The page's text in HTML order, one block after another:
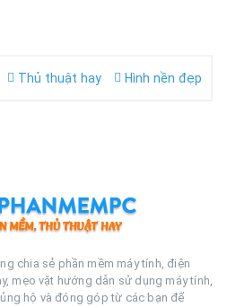
Thủ thuật hay Hình nền đẹp
chia sẻ phần mềm máy tính, điện
mẹo vặt hướng dẫn sử dụng máy tính,
hộ và đóng góp từ các bạn để